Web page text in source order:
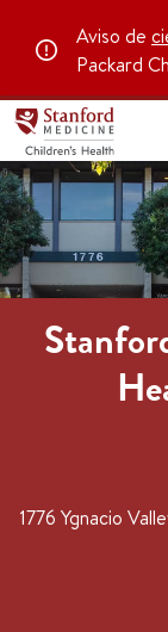
Aviso de
Packard
1776 Ygnacio